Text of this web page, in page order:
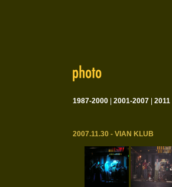
1987-2000 2001-2007 2011
2007.11.30 - VIAN KLUB